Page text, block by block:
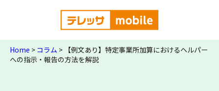
Home > コラム > 【例文あり】特定事業所加算におけるヘルパー
への指示・報告の方法を解説